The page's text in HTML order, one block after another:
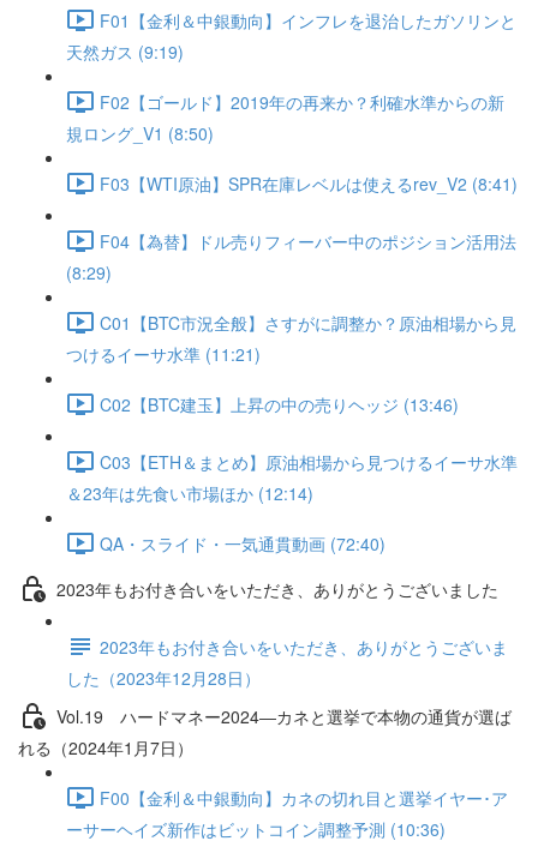
F01【金利＆中銀動向】インフレを退治したガソリンと
天然ガス (9:19)
F02【ゴールド】2019年の再来か？利確水準からの新
規ロング_V1 (8:50)
F03【WTI原油】SPR在庫レベルは使えるrev_V2 (8:41)
F04【為替】ドル売りフィーバー中のポジション活用法
(8:29)
C01【BTC市況全般】さすがに調整か？原油相場から見
つけるイーサ水準 (11:21)
C02【BTC建玉】上昇の中の売りヘッジ (13:46)
C03【ETH＆まとめ】原油相場から見つけるイーサ水準
＆23年は先食い市場ほか (12:14)
QA・スライド・一気通貫動画 (72:40)
2023年もお付き合いをいただき、ありがとうございました
2023年もお付き合いをいただき、ありがとうございま
した（2023年12月28日）
Vol.19 ハードマネー2024―カネと選挙で本物の通貨が選ば
れる（2024年1月7日）
F00【金利＆中銀動向】カネの切れ目と選挙イヤー･ア
ーサーヘイズ新作はビットコイン調整予測 (10:36)